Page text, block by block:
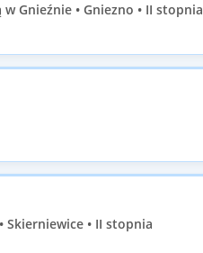
Gnieźnie • Gniezno • II stopnia
Skierniewice • II stopnia